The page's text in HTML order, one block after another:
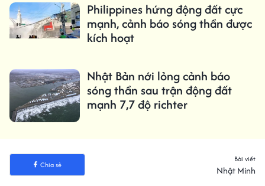
Philippines hứng động đất cực
mạnh, cảnh báo sóng thần được
kích hoạt
Nhật Bản nới lỏng cảnh báo
sóng thần sau trận động đất
mạnh 7,7 độ richter
Chia sẻ
Bài viết
Nhật Minh